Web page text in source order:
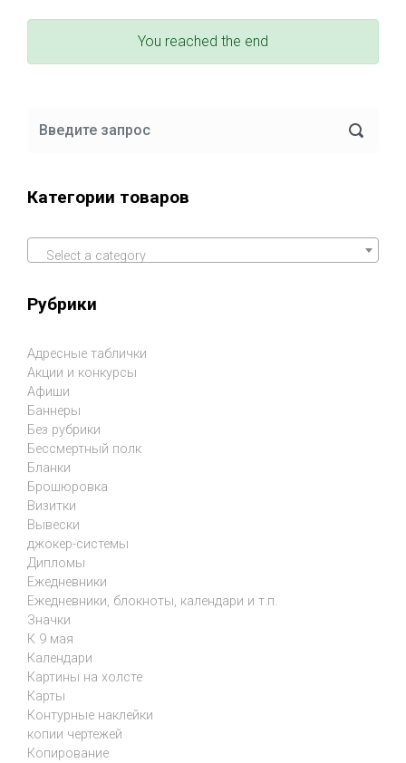
You reached the end
Категории товаров
Select a category
Рубрики
Адресные таблички
Акции и конкурсы
Афиши
Баннеры
Без рубрики
Бессмертный полк
Бланки
Брошюровка
Визитки
Вывески
джокер-системы
Дипломы
Ежедневники
Ежедневники, блокноты, календари и т.п.
Значки
К 9 мая
Календари
Картины на холсте
Карты
Контурные наклейки
копии чертежей
Копирование